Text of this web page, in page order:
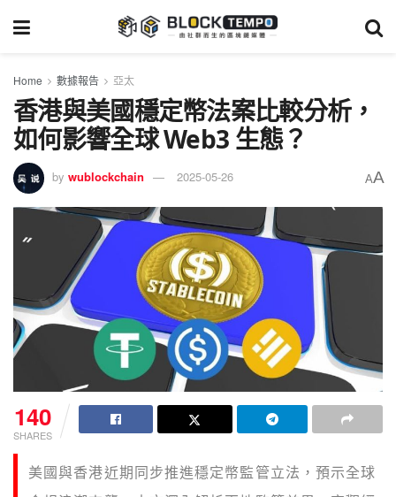
Home 數據報告 亞太
香港與美國穩定幣法案比較分析，
如何影響全球 Web3 生態？
by wublockchain 2025-05-26 AA
140
SHARES
美國與香港近期同步推進穩定幣監管立法，預示全球